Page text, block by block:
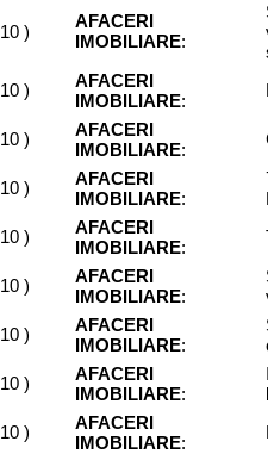
)
AFACERI
IMOBILIARE:
)
AFACERI
IMOBILIARE:
)
AFACERI
IMOBILIARE:
)
AFACERI
IMOBILIARE:
)
AFACERI
IMOBILIARE:
)
AFACERI
IMOBILIARE:
)
AFACERI
IMOBILIARE:
)
AFACERI
IMOBILIARE:
)
AFACERI
IMOBILIARE: